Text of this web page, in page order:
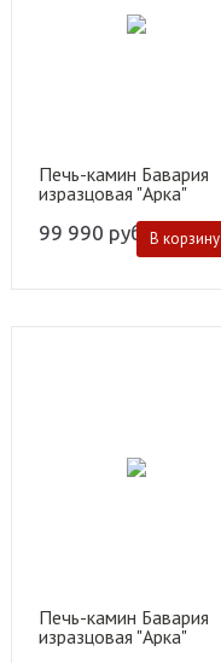
Печь-камин Бавария
изразцовая "Арка"
99 990 руб. В корзину
Печь-камин Бавария
изразцовая "Арка"